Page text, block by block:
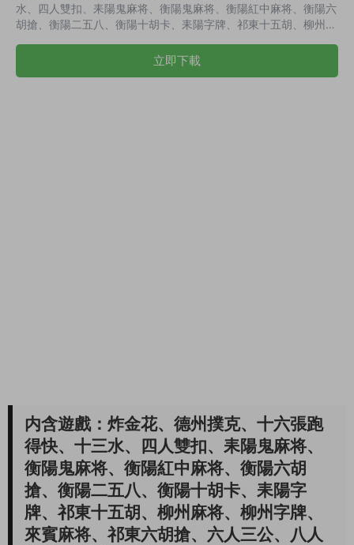
水、四人雙扣、耒陽鬼麻将、衡陽鬼麻将、衡陽紅中麻将、衡陽六
胡搶、衡陽二五八、衡陽十胡卡、耒陽字牌、祁東十五胡、柳州麻
立即下載
内含遊戲：炸金花、德州撲克、十六張跑
得快、十三水、四人雙扣、耒陽鬼麻将、
衡陽鬼麻将、衡陽紅中麻将、衡陽六胡
搶、衡陽二五八、衡陽十胡卡、耒陽字
牌、祁東十五胡、柳州麻将、柳州字牌、
來賓麻将、祁東六胡搶、六人三公、八人